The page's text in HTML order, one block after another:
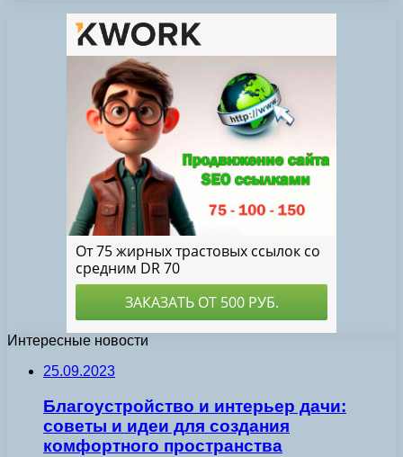
Интересные новости
25.09.2023
Благоустройство и интерьер дачи:
советы и идеи для создания
комфортного пространства